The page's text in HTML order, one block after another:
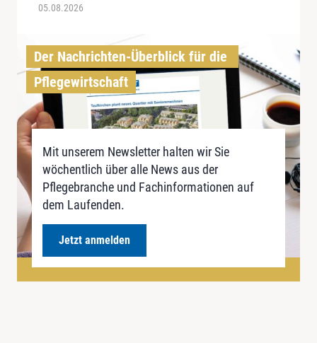
05.08.2026
Der Nachrichten-Überblick für die
Pflegewirtschaft
Mit unserem Newsletter halten wir Sie
wöchentlich über alle News aus der
Pflegebranche und Fachinformationen auf
dem Laufenden.
Jetzt anmelden